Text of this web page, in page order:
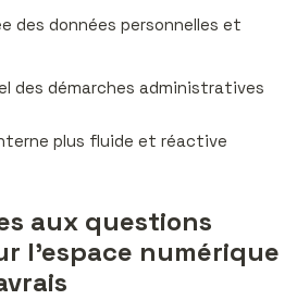
des données personnelles et
des démarches administratives
plus fluide et réactive
aux questions
l’espace numérique